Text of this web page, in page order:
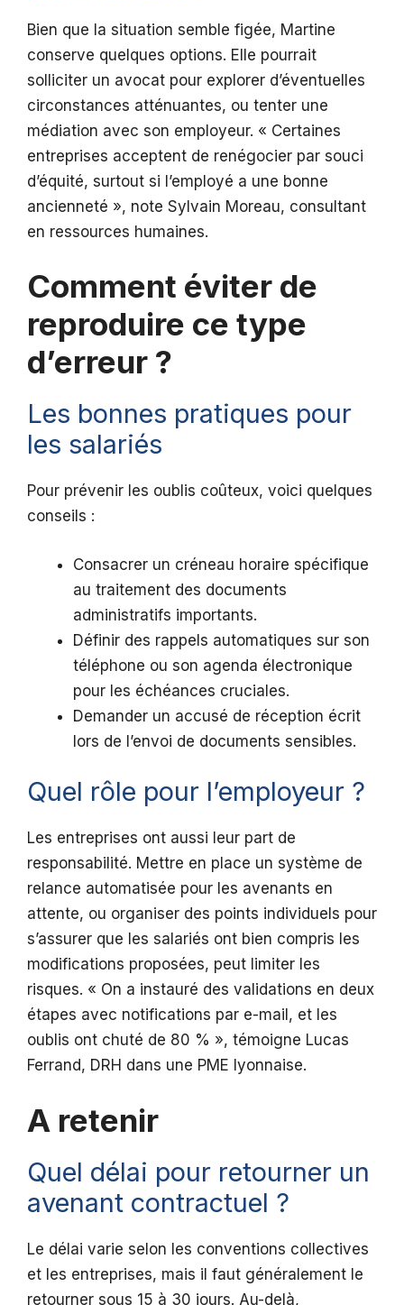
Bien que la situation semble figée, Martine
conserve quelques options. Elle pourrait
solliciter un avocat pour explorer d’éventuelles
circonstances atténuantes, ou tenter une
médiation avec son employeur. « Certaines
entreprises acceptent de renégocier par souci
d’équité, surtout si l’employé a une bonne
ancienneté », note Sylvain Moreau, consultant
en ressources humaines.
Comment éviter de
reproduire ce type
d’erreur ?
Les bonnes pratiques pour
les salariés
Pour prévenir les oublis coûteux, voici quelques
conseils :
Consacrer un créneau horaire spécifique
au traitement des documents
administratifs importants.
Définir des rappels automatiques sur son
téléphone ou son agenda électronique
pour les échéances cruciales.
Demander un accusé de réception écrit
lors de l’envoi de documents sensibles.
Quel rôle pour l’employeur ?
Les entreprises ont aussi leur part de
responsabilité. Mettre en place un système de
relance automatisée pour les avenants en
attente, ou organiser des points individuels pour
s’assurer que les salariés ont bien compris les
modifications proposées, peut limiter les
risques. « On a instauré des validations en deux
étapes avec notifications par e-mail, et les
oublis ont chuté de 80 % », témoigne Lucas
Ferrand, DRH dans une PME lyonnaise.
A retenir
Quel délai pour retourner un
avenant contractuel ?
Le délai varie selon les conventions collectives
et les entreprises, mais il faut généralement le
retourner sous 15 à 30 jours. Au-delà,